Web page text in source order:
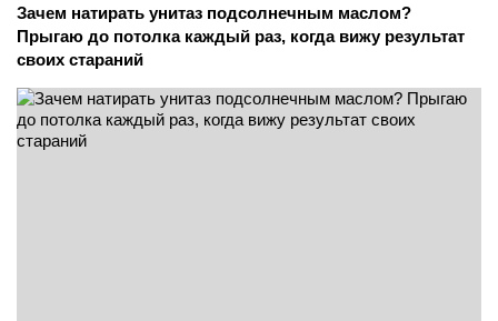
Зачем натирать унитаз подсолнечным маслом?
Прыгаю до потолка каждый раз, когда вижу результат
своих стараний